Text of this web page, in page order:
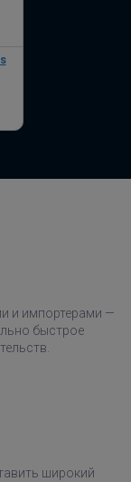
и импортерами —
быстрое
широкий